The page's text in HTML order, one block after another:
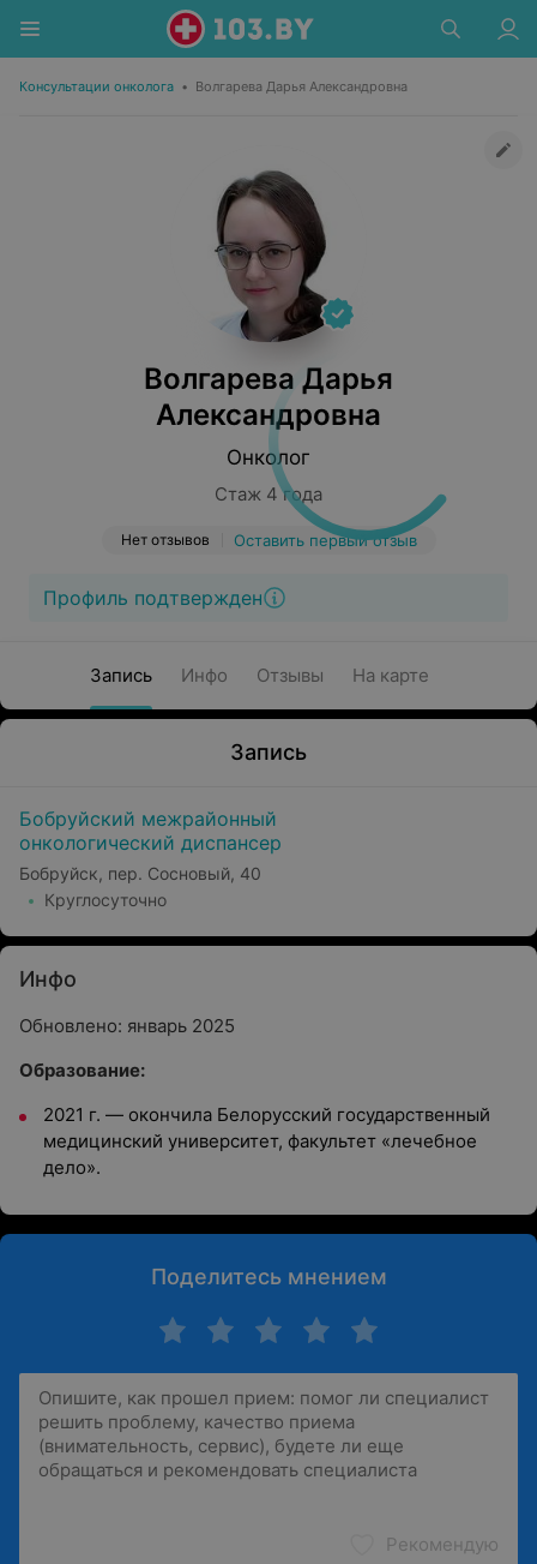
Консультации онколога • Волгарева Дарья Александровна
Волгарева Дарья
Александровна
Онколог
Стаж 4 года
Нет отзывов Оставить первый отзыв
Профиль подтвержден
Запись Инфо Отзывы На карте
Запись
Бобруйский межрайонный
онкологический диспансер
Бобруйск, пер. Сосновый, 40
Круглосуточно
Инфо
Обновлено: январь 2025
Образование:
2021 г. — окончила Белорусский государственный
медицинский университет, факультет «лечебное
дело».
Поделитесь мнением
Рекомендую